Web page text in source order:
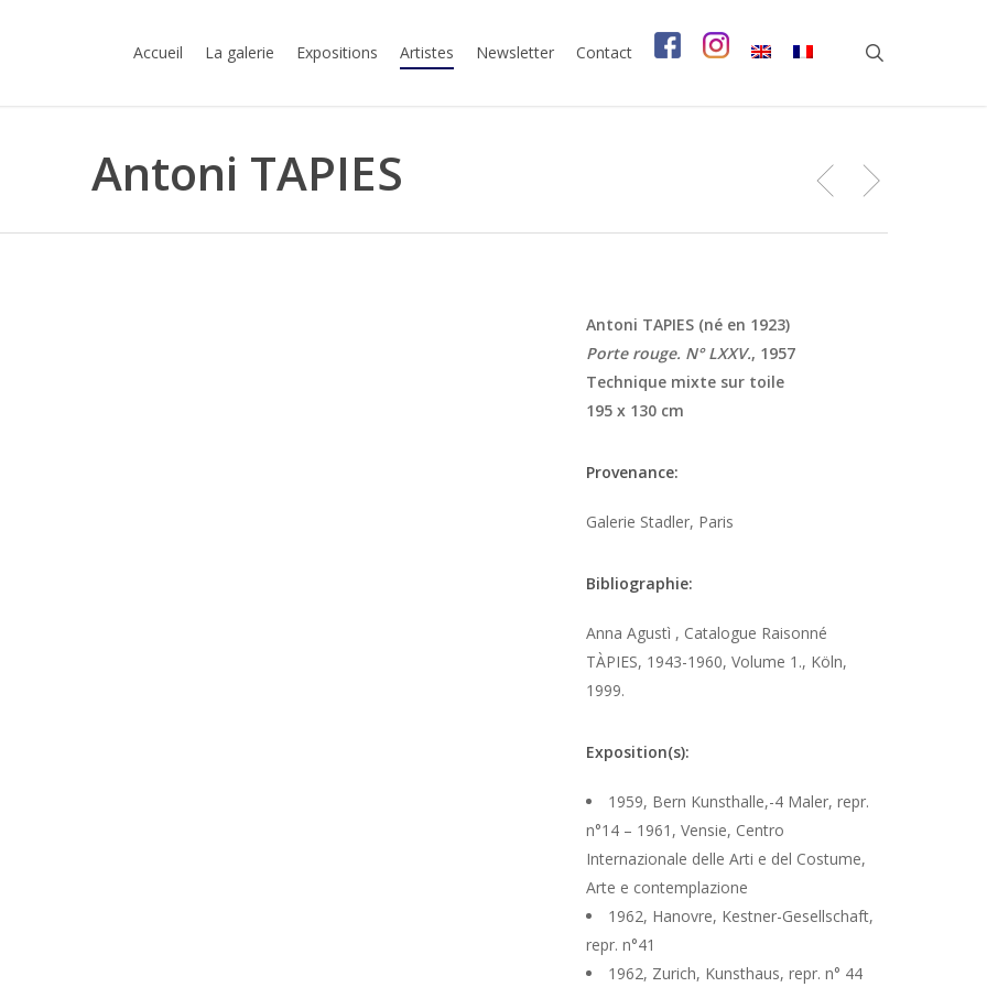
Accueil La galerie Expositions Artistes Newsletter Contact
Antoni TAPIES
Antoni TAPIES (né en 1923)
Porte rouge. N° LXXV., 1957
Technique mixte sur toile
195 x 130 cm
Provenance:
Galerie Stadler, Paris
Bibliographie:
Anna Agustì , Catalogue Raisonné
TÀPIES, 1943-1960, Volume 1., Köln,
1999.
Exposition(s):
1959, Bern Kunsthalle,-4 Maler, repr.
n°14 – 1961, Vensie, Centro
Internazionale delle Arti e del Costume,
Arte e contemplazione
1962, Hanovre, Kestner-Gesellschaft,
repr. n°41
1962, Zurich, Kunsthaus, repr. n° 44